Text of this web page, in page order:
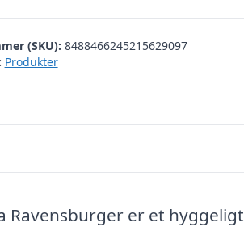
(SKU): 8488466245215629097
Produkter
Ravensburger er et hyggeligt